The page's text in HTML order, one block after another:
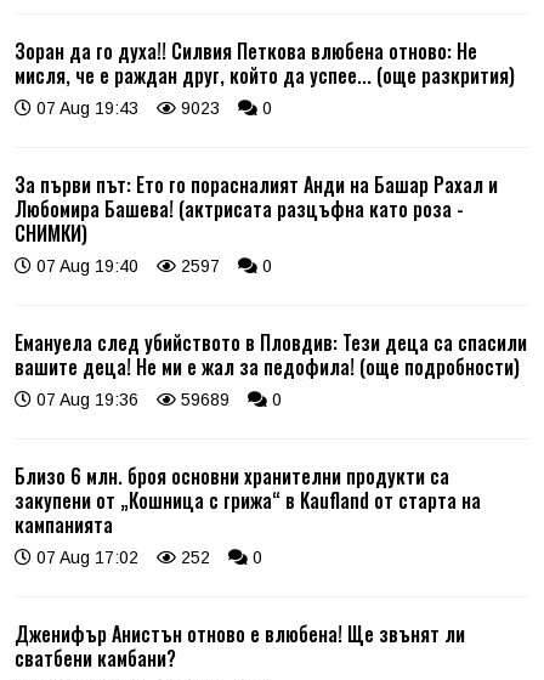
Зоран да го духа!! Силвия Петкова влюбена отново: Не
мисля, че е раждан друг, който да успее... (още разкрития)
07 Aug 19:43 9023 0
За първи път: Ето го порасналият Анди на Башар Рахал и
Любомира Башева! (актрисата разцъфна като роза -
СНИМКИ)
07 Aug 19:40 2597 0
Емануела след убийството в Пловдив: Тези деца са спасили
вашите деца! Не ми е жал за педофила! (още подробности)
07 Aug 19:36 59689 0
Близо 6 млн. броя основни хранителни продукти са
закупени от „Кошница с грижа“ в Kaufland от старта на
кампанията
07 Aug 17:02 252 0
Дженифър Анистън отново е влюбена! Ще звънят ли
сватбени камбани?